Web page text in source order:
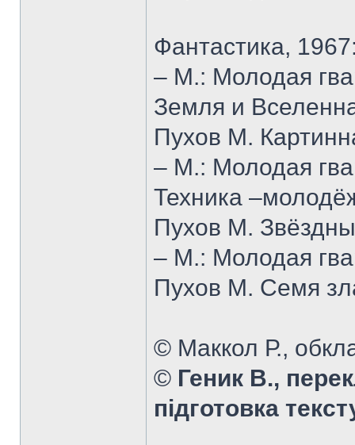
Фантастика,
– М.: Молодая
Земля и
Пухов М.
– М.: Молодая
Техника
Пухов М.
– М.: Молодая
Пухов М. Семя
© Маккол Р.,
© Геник В.,
підготовка